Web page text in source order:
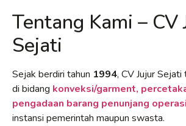
Tentang Kami – CV
Sejati
Sejak berdiri tahun 1994, CV Jujur
di bidang konveksi/garment,
pengadaan barang penunjang
instansi pemerintah maupun swasta.